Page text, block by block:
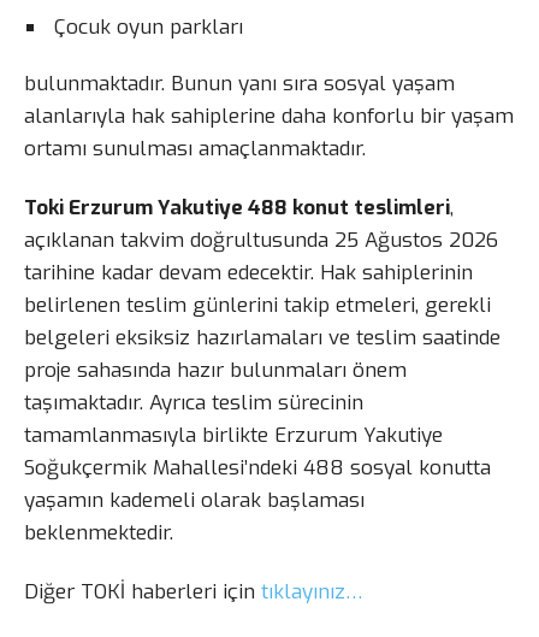
Çocuk oyun parkları
bulunmaktadır. Bunun yanı sıra sosyal yaşam
alanlarıyla hak sahiplerine daha konforlu bir yaşam
ortamı sunulması amaçlanmaktadır.
Toki Erzurum Yakutiye 488 konut teslimleri,
açıklanan takvim doğrultusunda 25 Ağustos 2026
tarihine kadar devam edecektir. Hak sahiplerinin
belirlenen teslim günlerini takip etmeleri, gerekli
belgeleri eksiksiz hazırlamaları ve teslim saatinde
proje sahasında hazır bulunmaları önem
taşımaktadır. Ayrıca teslim sürecinin
tamamlanmasıyla birlikte Erzurum Yakutiye
Soğukçermik Mahallesi’ndeki 488 sosyal konutta
yaşamın kademeli olarak başlaması
beklenmektedir.
Diğer TOKİ haberleri için tıklayınız…